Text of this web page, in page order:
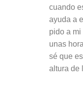
cuando
ayuda a
pido a
unas
sé que
altura de